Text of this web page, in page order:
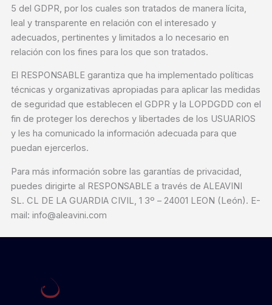
5 del GDPR, por los cuales son tratados de manera lícita,
leal y transparente en relación con el interesado y
adecuados, pertinentes y limitados a lo necesario en
relación con los fines para los que son tratados.
El RESPONSABLE garantiza que ha implementado políticas
técnicas y organizativas apropiadas para aplicar las medidas
de seguridad que establecen el GDPR y la LOPDGDD con el
fin de proteger los derechos y libertades de los USUARIOS
y les ha comunicado la información adecuada para que
puedan ejercerlos.
Para más información sobre las garantías de privacidad,
puedes dirigirte al RESPONSABLE a través de ALEAVINI
SL. CL DE LA GUARDIA CIVIL, 1 3º – 24001 LEON (León). E-
mail: info@aleavini.com